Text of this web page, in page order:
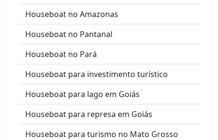
Houseboat no Amazonas
Houseboat no Pantanal
Houseboat no Pará
Houseboat para investimento turístico
Houseboat para lago em Goiás
Houseboat para represa em Goiás
Houseboat para turismo no Mato Grosso